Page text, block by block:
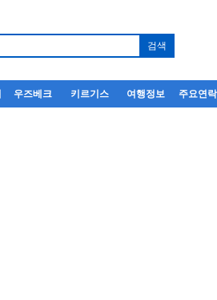
우즈베크 키르기스 여행정보 주요연